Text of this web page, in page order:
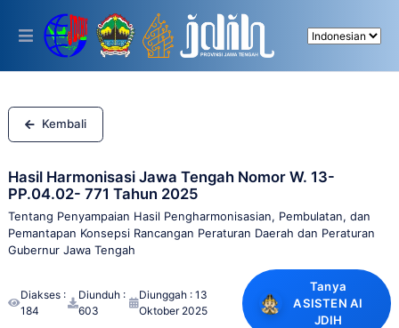
This
includes
accessibility
system.
Kembali
Hasil Harmonisasi Jawa Tengah Nomor W. 13-
PP.04.02- 771 Tahun 2025
Tentang Penyampaian Hasil Pengharmonisasian, Pembulatan, dan
Pemantapan Konsepsi Rancangan Peraturan Daerah dan Peraturan
Gubernur Jawa Tengah
Diakses :
184
Diunduh :
603
Diunggah : 13
Oktober 2025
Tanya
ASISTEN AI
JDIH